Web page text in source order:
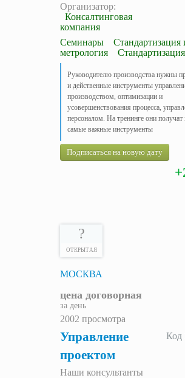
Организатор:
Консалтинговая
компания
Семинары
Стандартизация
метрология
Стандартизация
Руководителю производства нужны
и действенные инструменты
производством, оптимизации и
усовершенствования процесса,
персоналом. На тренинге они получат
самые важные инструменты
Подписаться на новую дату
?
ОТКРЫТАЯ
МОСКВА
цена договорная
за день
2002 просмотра
Код
Управление
проектом
Наши консультанты